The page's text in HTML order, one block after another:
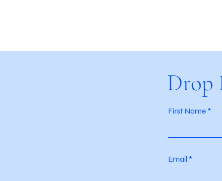
Drop
First Name
Email